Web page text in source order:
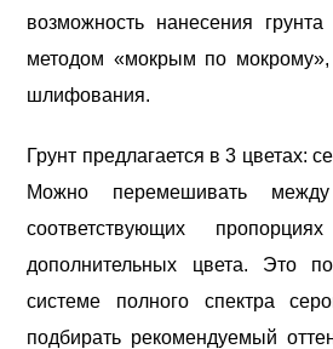
возможность нанесения
методом «мокрым по мокрому»,
шлифования.
Грунт предлагается в 3 цветах:
Можно перемешивать
соответствующих
дополнительных цвета. Это
системе полного спектра
подбирать рекомендуемый